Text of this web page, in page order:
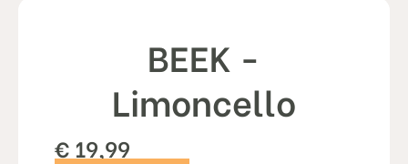
BEEK -
Limoncello
€ 19,99